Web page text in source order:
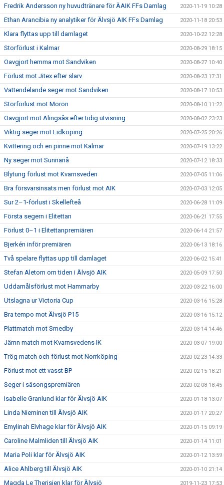
Fredrik Andersson ny huvudtränare för ÄAIK FFs Damlag 2020-11-19 10:28
Ethan Arancibia ny analytiker för Älvsjö AIK FFs Damlag 2020-11-18 20:53
Klara flyttas upp till damlaget 2020-10-22 12:28
Storförlust i Kalmar 2020-08-29 18:15
Oavgjort hemma mot Sandviken 2020-08-27 10:40
Förlust mot Jitex efter slarv 2020-08-23 17:31
Vattendelande seger mot Sandviken 2020-08-17 10:53
Storförlust mot Morön 2020-08-10 11:22
Oavgjort mot Alingsås efter tidig utvisning 2020-08-02 23:23
Viktig seger mot Lidköping 2020-07-25 20:26
Kvittering och en pinne mot Kalmar 2020-07-19 13:22
Ny seger mot Sunnanå 2020-07-12 18:33
Blytung förlust mot Kvarnsveden 2020-07-05 11:06
Bra försvarsinsats men förlust mot AIK 2020-07-03 12:05
Sur 2–1-förlust i Skellefteå 2020-06-28 11:09
Första segern i Elitettan 2020-06-21 17:55
Förlust 0–1 i Elitettanpremiären 2020-06-14 21:57
Bjerkén inför premiären 2020-06-13 18:16
Två spelare flyttas upp till damlaget 2020-06-02 15:41
Stefan Aletorn om tiden i Älvsjö AIK 2020-05-09 17:50
Uddamålsförlust mot Hammarby 2020-03-22 16:00
Utslagna ur Victoria Cup 2020-03-16 15:28
Bra tempo mot Älvsjö P15 2020-03-16 15:12
Plattmatch mot Smedby 2020-03-14 14:46
Jämn match mot Kvarnsvedens IK 2020-03-07 19:00
Trög match och förlust mot Norrköping 2020-02-23 14:33
Förlust mot ett vasst BP 2020-02-15 18:21
Seger i säsongspremiären 2020-02-08 18:45
Isabelle Granlund klar för Älvsjö AIK 2020-01-18 13:07
Linda Nieminen till Älvsjö AIK 2020-01-17 20:27
Emylinah Elvhage klar för Älvsjö AIK 2020-01-15 09:19
Caroline Malmliden till Älvsjö AIK 2020-01-14 11:01
Maria Poli klar för Älvsjö AIK 2020-01-12 13:59
Alice Ahlberg till Älvsjö AIK 2020-01-10 21:14
Magda Le Therisien klar för Älvsjö 2019-11-23 17:53